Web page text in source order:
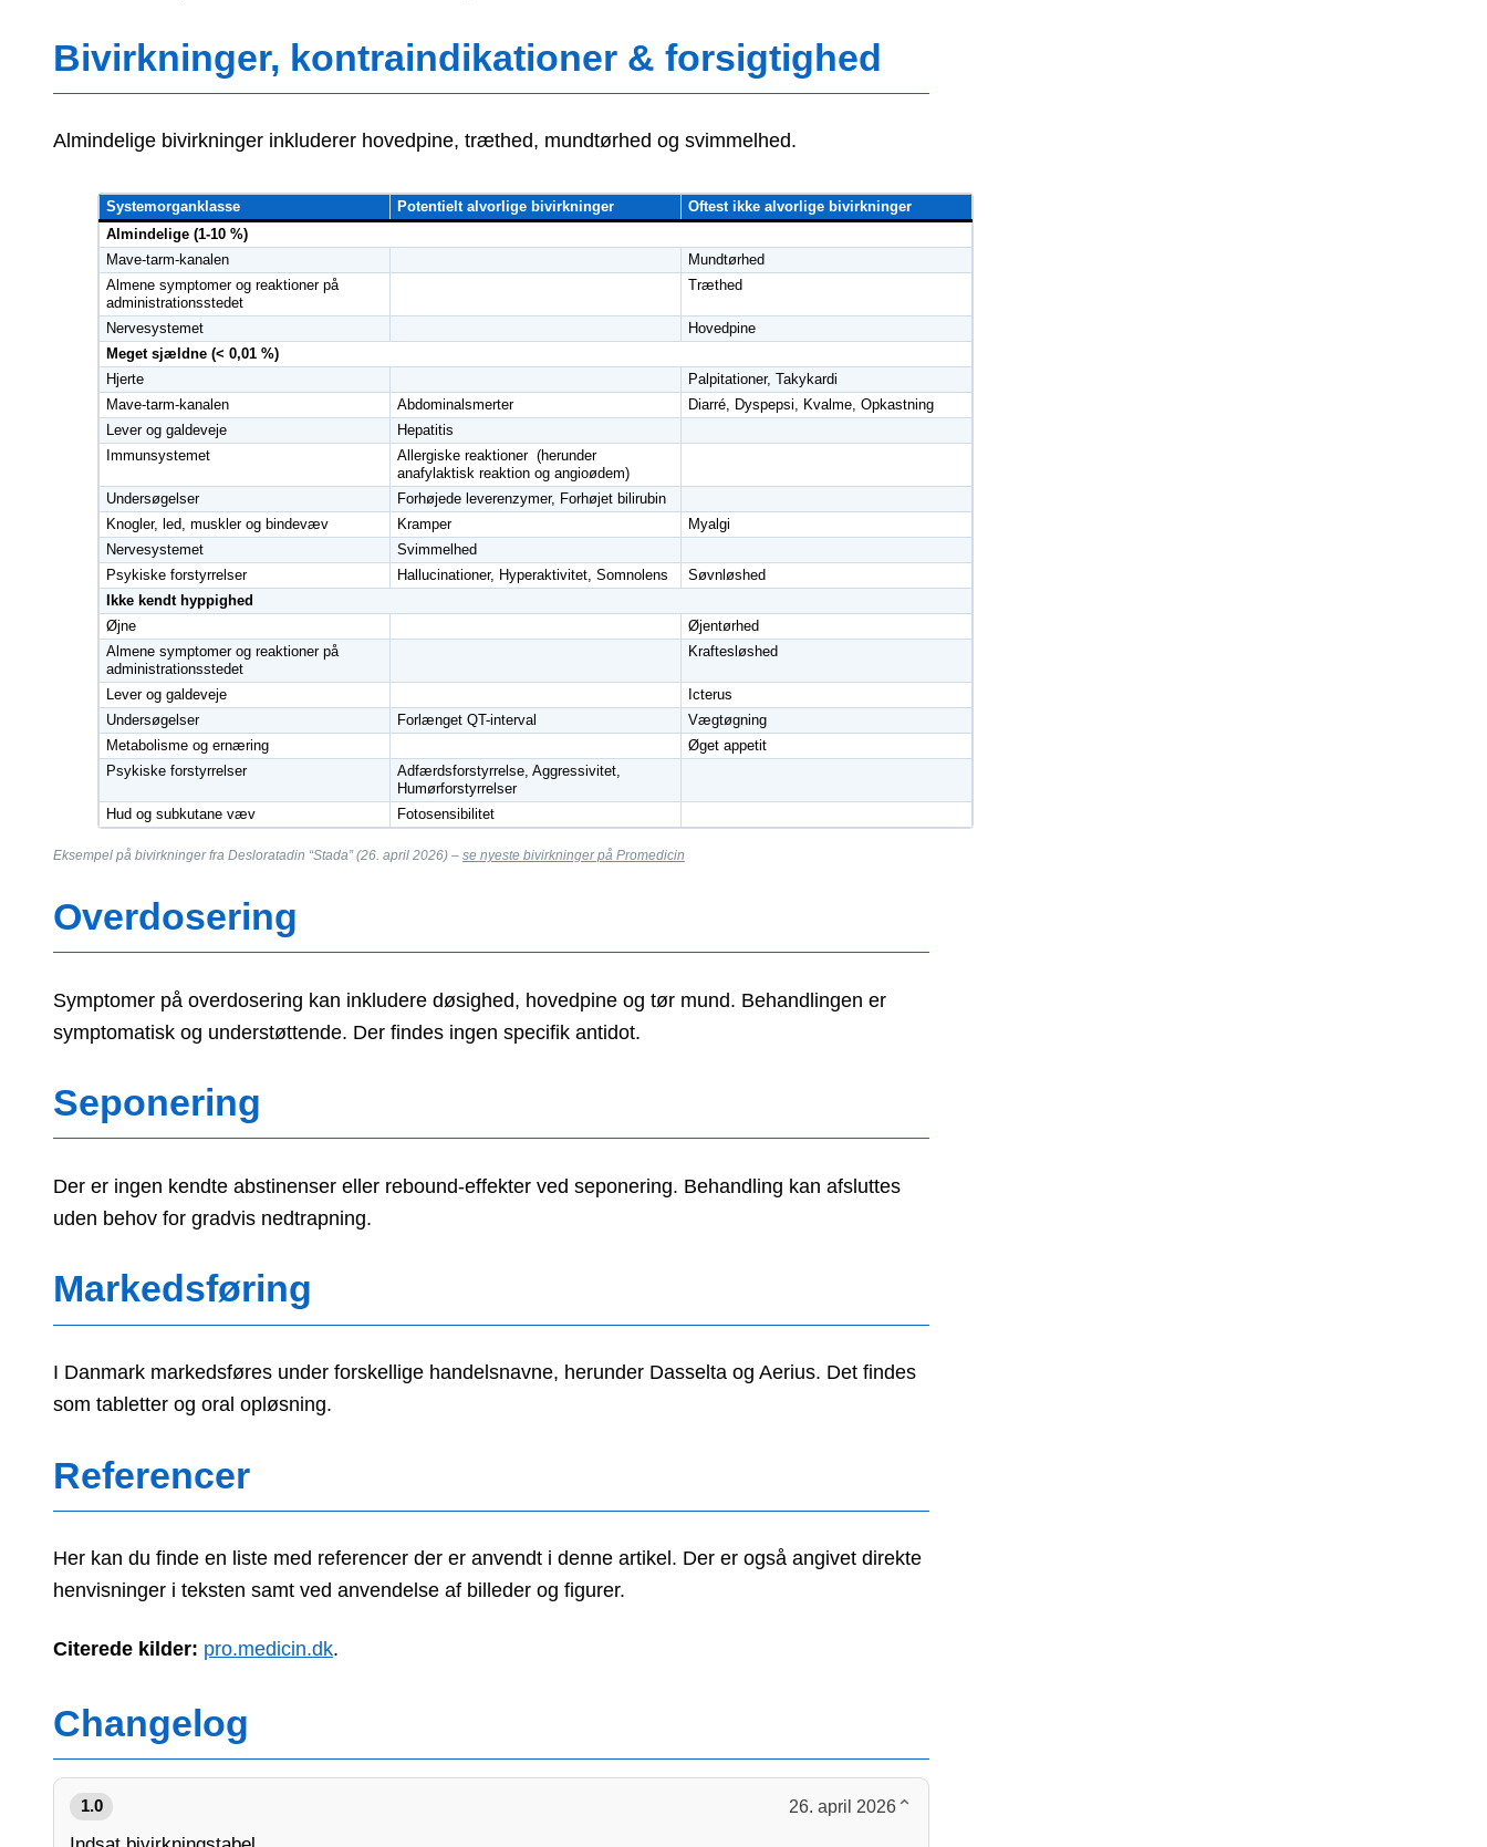
Bivirkninger, kontraindikationer & forsigtighed
Almindelige bivirkninger inkluderer hovedpine, træthed, mundtørhed og svimmelhed.
Systemorganklasse Potentielt alvorlige bivirkninger
Oftest ikke alvorlige bivirkninger
Almindelige (1-10 %)
Mave-tarm-kanalen
Mundtørhed
Almene symptomer og reaktioner på
administrationsstedet
Træthed
Nervesystemet
Hovedpine
Meget sjældne (< 0,01 %)
Hjerte
Palpitationer, Takykardi
Mave-tarm-kanalen
Abdominalsmerter
Diarré, Dyspepsi, Kvalme, Opkastning
Lever og galdeveje
Hepatitis
Immunsystemet
Allergiske reaktioner (herunder
anafylaktisk reaktion og angioødem)
Undersøgelser
Forhøjede leverenzymer, Forhøjet bilirubin
Knogler, led, muskler og bindevæv
Kramper
Myalgi
Nervesystemet
Svimmelhed
Psykiske forstyrrelser
Hallucinationer, Hyperaktivitet, Somnolens
Søvnløshed
Ikke kendt hyppighed
Øjne
Øjentørhed
Almene symptomer og reaktioner på
administrationsstedet
Kraftesløshed
Lever og galdeveje
Icterus
Undersøgelser
Forlænget QT-interval
Vægtøgning
Metabolisme og ernæring
Øget appetit
Psykiske forstyrrelser
Adfærdsforstyrrelse, Aggressivitet,
Humørforstyrrelser
Hud og subkutane væv
Fotosensibilitet
Eksempel på bivirkninger fra Desloratadin “Stada” (26. april 2026) – se nyeste bivirkninger på Promedicin
Overdosering
Symptomer på overdosering kan inkludere døsighed, hovedpine og tør mund. Behandlingen er
symptomatisk og understøttende. Der findes ingen specifik antidot.
Seponering
Der er ingen kendte abstinenser eller rebound-effekter ved seponering. Behandling kan afsluttes
uden behov for gradvis nedtrapning.
Markedsføring
I Danmark markedsføres under forskellige handelsnavne, herunder Dasselta og Aerius. Det findes
som tabletter og oral opløsning.
Referencer
Her kan du finde en liste med referencer der er anvendt i denne artikel. Der er også angivet direkte
henvisninger i teksten samt ved anvendelse af billeder og figurer.
Citerede kilder: pro.medicin.dk.
Changelog
1.0 26. april 2026⌄